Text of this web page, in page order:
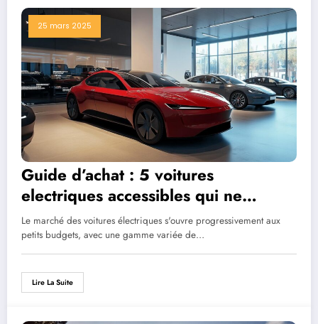
25 mars 2025
Guide d’achat : 5 voitures
electriques accessibles qui ne
ruinent pas votre compte en banque
Le marché des voitures électriques s'ouvre progressivement aux
petits budgets, avec une gamme variée de…
Lire La Suite